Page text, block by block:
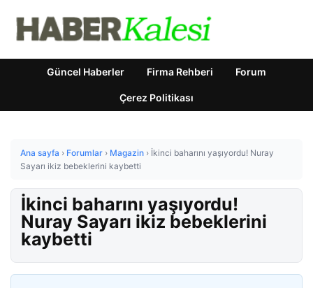
Güncel Haberler Firma Rehberi Forum
Çerez Politikası
Ana sayfa › Forumlar › Magazin › İkinci baharını yaşıyordu! Nuray
Sayarı ikiz bebeklerini kaybetti
İkinci baharını yaşıyordu!
Nuray Sayarı ikiz bebeklerini
kaybetti